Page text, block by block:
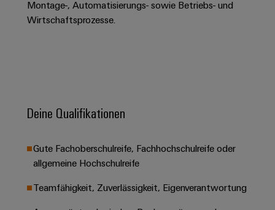
Energieerzeugung
Zukunftssicherheit
verschiedene
Maschinen
und
Dezentrale
Automatisierung
&
Automation
Industrial
Industrial
Überspannungsschutz
&
Software
Steuerungen
Engineering
Reparatur
und
Trainings
Webinare
Automation
Netzwerk
IIoT
and
Studienplätze
Workshops
Schulklassen
Montage-, Automatisierungs- sowie Betriebs- und
Wirtschaftsprozesse.
Deine Qualifikationen
Gute Fachoberschulreife, Fachhochschulreife oder
allgemeine Hochschulreife
Teamfähigkeit, Zuverlässigkeit, Eigenverantwortung